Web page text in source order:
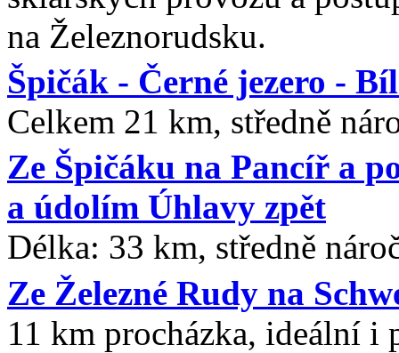
na Železnorudsku.
Špičák - Černé jezero -
Celkem 21 km, středně
Ze Špičáku na Pancíř a
a údolím Úhlavy zpět
Délka: 33 km, středně
Ze Železné Rudy na
11 km procházka, ideální i